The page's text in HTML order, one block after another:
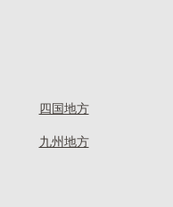
四国地方
九州地方